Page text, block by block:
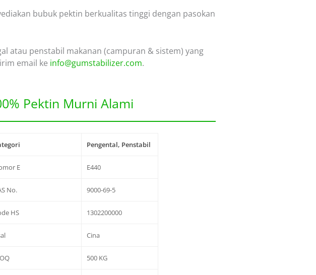
bubuk pektin berkualitas tinggi dengan pasokan
atau penstabil makanan (campuran & sistem) yang
email ke info@gumstabilizer.com.
Pektin Murni Alami
Pengental, Penstabil
E E440
No. 9000-69-5
HS 1302200000
Cina
500 KG